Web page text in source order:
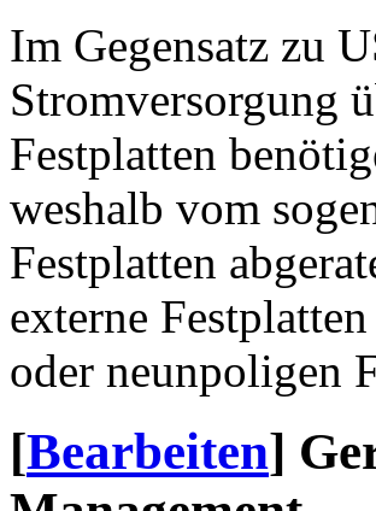
Im Gegensatz zu
Stromversorgung
Festplatten
weshalb vom
Festplatten
externe
oder neunpoligen
[Bearbeiten]